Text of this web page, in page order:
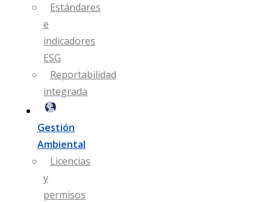
Estándares
e
indicadores
ESG
Reportabilidad
integrada
Gestión
Ambiental
Licencias
y
permisos